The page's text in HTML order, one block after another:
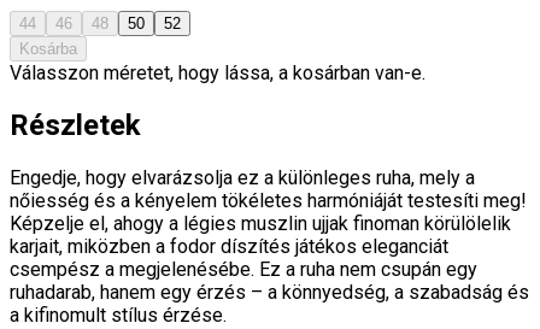
44 46 48 50
52
Kosárba
Válasszon méretet, hogy lássa, a kosárban van-e.
Részletek
Engedje, hogy elvarázsolja ez a különleges ruha, mely a
nőiesség és a kényelem tökéletes harmóniáját testesíti meg!
Képzelje el, ahogy a légies muszlin ujjak finoman körülölelik
karjait, miközben a fodor díszítés játékos eleganciát
csempész a megjelenésébe. Ez a ruha nem csupán egy
ruhadarab, hanem egy érzés – a könnyedség, a szabadság és
a kifinomult stílus érzése.